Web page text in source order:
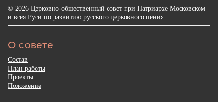
© 2026 Церковно-общественный совет при Патриархе Московском
и всея Руси по развитию русского церковного пения.
О совете
Состав
План работы
Проекты
Положение